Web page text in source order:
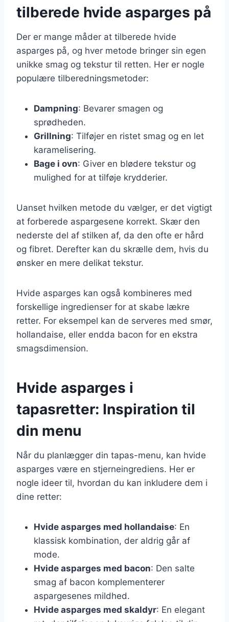
tilberede hvide asparges på
Der er mange måder at tilberede hvide
asparges på, og hver metode bringer sin egen
unikke smag og tekstur til retten. Her er nogle
populære tilberedningsmetoder:
Dampning: Bevarer smagen og
sprødheden.
Grillning: Tilføjer en ristet smag og en let
karamelisering.
Bage i ovn: Giver en blødere tekstur og
mulighed for at tilføje krydderier.
Uanset hvilken metode du vælger, er det vigtigt
at forberede aspargesene korrekt. Skær den
nederste del af stilken af, da den ofte er hård
og fibret. Derefter kan du skrælle dem, hvis du
ønsker en mere delikat tekstur.
Hvide asparges kan også kombineres med
forskellige ingredienser for at skabe lækre
retter. For eksempel kan de serveres med smør,
hollandaise, eller endda bacon for en ekstra
smagsdimension.
Hvide asparges i
tapasretter: Inspiration til
din menu
Når du planlægger din tapas-menu, kan hvide
asparges være en stjerneingrediens. Her er
nogle ideer til, hvordan du kan inkludere dem i
dine retter:
Hvide asparges med hollandaise: En
klassisk kombination, der aldrig går af
mode.
Hvide asparges med bacon: Den salte
smag af bacon komplementerer
aspargesenes mildhed.
Hvide asparges med skaldyr: En elegant